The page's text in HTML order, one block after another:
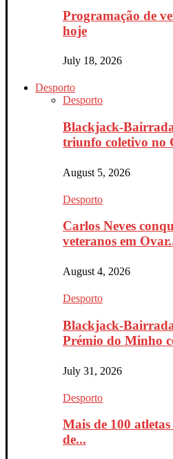
Programação de
hoje
July 18, 2026
Desporto
Desporto
Blackjack-
triunfo coletivo no
August 5, 2026
Desporto
Carlos Neves
veteranos em
August 4, 2026
Desporto
Blackjack-
Prémio do Minho
July 31, 2026
Desporto
Mais de 100
de...